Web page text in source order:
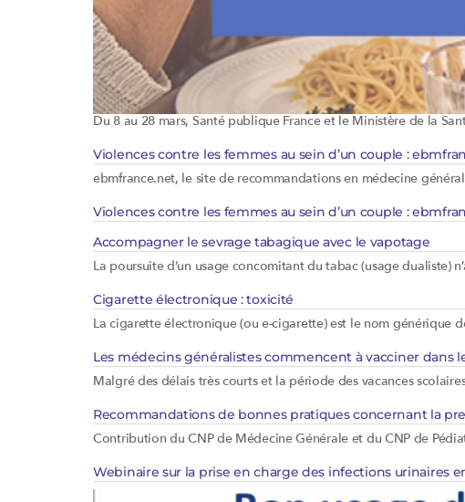
Du 8 au 28 mars, Santé publique France et le Ministère de la
Violences contre les femmes au sein d’un couple :
ebmfrance.net, le site de recommandations en médecine
Violences contre les femmes au sein d’un couple :
Accompagner le sevrage tabagique avec le vapotage
La poursuite d’un usage concomitant du tabac (usage dualiste)
Cigarette électronique : toxicité
La cigarette électronique (ou e-cigarette) est le nom générique
Les médecins généralistes commencent à vacciner dans
Malgré des délais très courts et la période des vacances
Recommandations de bonnes pratiques concernant la
Contribution du CNP de Médecine Générale et du CNP de
Webinaire sur la prise en charge des infections urinaires